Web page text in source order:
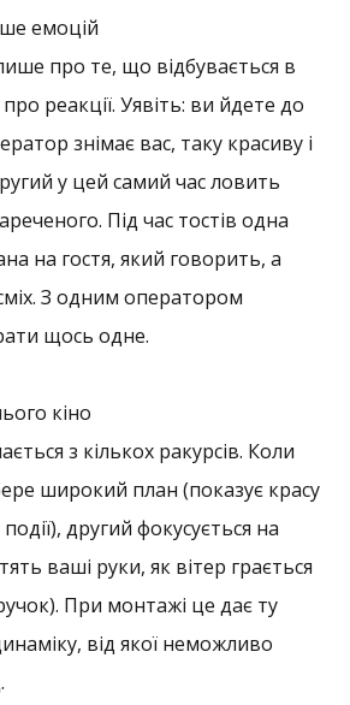
емоцій
про те, що відбувається в
реакції. Уявіть: ви йдете до
знімає вас, таку красиву і
у цей самий час ловить
Під час тостів одна
на гостя, який говорить, а
З одним оператором
щось одне.
кіно
з кількох ракурсів. Коли
широкий план (показує красу
другий фокусується на
ваші руки, як вітер грається
При монтажі це дає ту
від якої неможливо